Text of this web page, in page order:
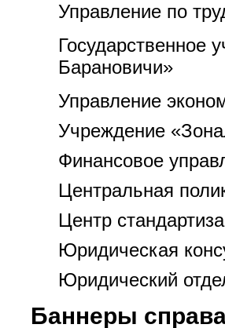
Управление по
Государственное
Барановичи»
Управление
Учреждение
Финансовое
Центральная
Центр
Юридическая
Юридический
Баннеры